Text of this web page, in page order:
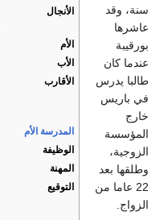
الأنجال
الأم
الأب
الأقارب
المدرسة الأم
الوظيفة
المهنة
التوقيع
سنة، وقد
عاشرها
بورقيبة
عندما كان
طالبا يدرس
في باريس
خارج
المؤسسة
الزوجية،
وطلقها بعد
22 عاما من
الزواج.